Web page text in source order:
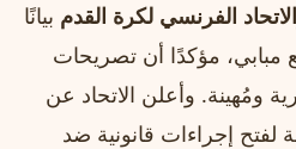
الاتحاد الفرنسي لكرة القدم بيانًا
مبابي، مؤكدًا أن تصريحات
ومُهينة. وأعلن الاتحاد عن
لفتح إجراءات قانونية ضد